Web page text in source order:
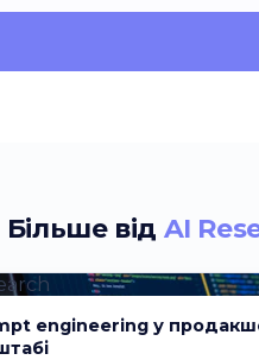
Більше від AI
engineering у